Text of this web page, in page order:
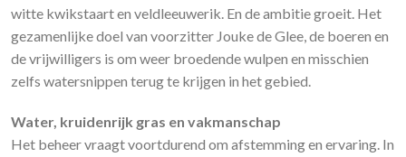
witte kwikstaart en veldleeuwerik. En de ambitie groeit. Het
gezamenlijke doel van voorzitter Jouke de Glee, de boeren en
de vrijwilligers is om weer broedende wulpen en misschien
zelfs watersnippen terug te krijgen in het gebied.
Water, kruidenrijk gras en vakmanschap
Het beheer vraagt voortdurend om afstemming en ervaring. In